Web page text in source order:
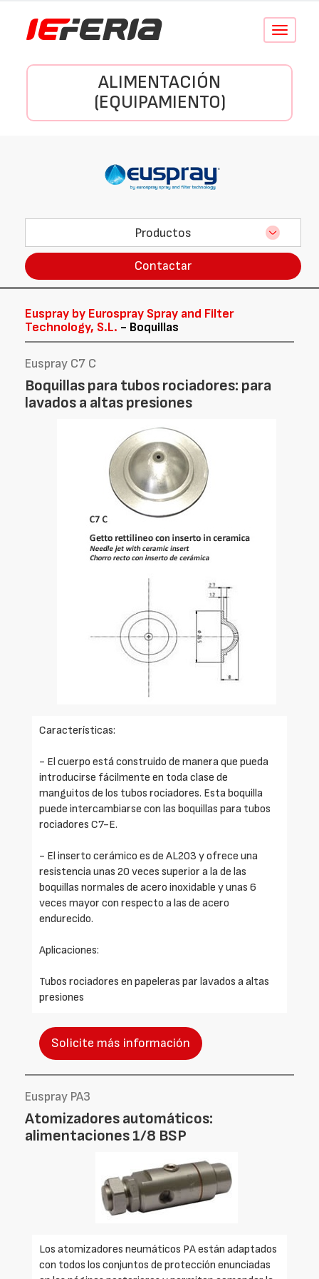
Conmutar
ALIMENTACIÓN
(EQUIPAMIENTO)
Productos
Contactar
Euspray by Eurospray Spray and Filter
Technology, S.L. - Boquillas
Euspray C7 C
Boquillas para tubos rociadores: para
lavados a altas presiones
Características:
- El cuerpo está construido de manera que pueda
introducirse fácilmente en toda clase de
manguitos de los tubos rociadores. Esta boquilla
puede intercambiarse con las boquillas para tubos
rociadores C7-E.
- El inserto cerámico es de AL203 y ofrece una
resistencia unas 20 veces superior a la de las
boquillas normales de acero inoxidable y unas 6
veces mayor con respecto a las de acero
endurecido.
Aplicaciones:
Tubos rociadores en papeleras par lavados a altas
presiones
Solicite más información
Euspray PA3
Atomizadores automáticos:
alimentaciones 1/8 BSP
Los atomizadores neumáticos PA están adaptados
con todos los conjuntos de protección enunciadas